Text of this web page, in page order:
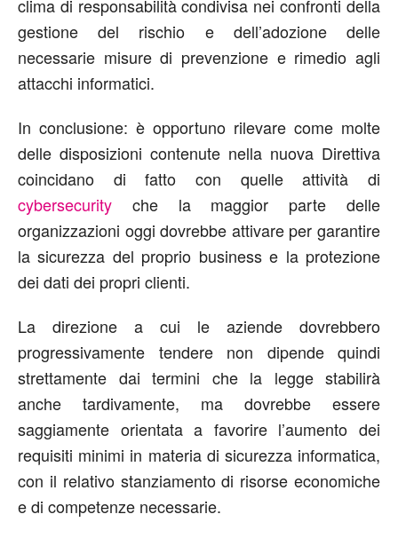
clima di responsabilità condivisa nei confronti della
gestione del rischio e dell’adozione delle
necessarie misure di prevenzione e rimedio agli
attacchi informatici.
In conclusione: è opportuno rilevare come molte
delle disposizioni contenute nella nuova Direttiva
coincidano di fatto con quelle attività di
cybersecurity che la maggior parte delle
organizzazioni oggi dovrebbe attivare per garantire
la sicurezza del proprio business e la protezione
dei dati dei propri clienti.
La direzione a cui le aziende dovrebbero
progressivamente tendere non dipende quindi
strettamente dai termini che la legge stabilirà
anche tardivamente, ma dovrebbe essere
saggiamente orientata a favorire l’aumento dei
requisiti minimi in materia di sicurezza informatica,
con il relativo stanziamento di risorse economiche
e di competenze necessarie.